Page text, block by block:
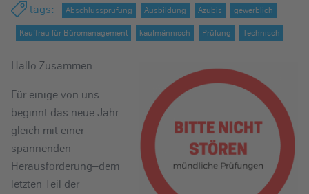
s
i
n
tags: Abschlussprüfung Ausbildung Azubis gewerblich
Kauffrau für Büromanagement kaufmännisch Prüfung Technisch
Hallo Zusammen
Für einige von uns
beginnt das neue Jahr
gleich mit einer
spannenden
Herausforderung–dem
letzten Teil der